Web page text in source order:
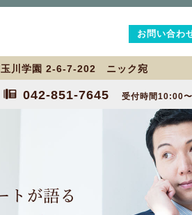
お問い合わ
川学園 2-6-7-202 ニック宛
042-851-7645 受付時間10:00